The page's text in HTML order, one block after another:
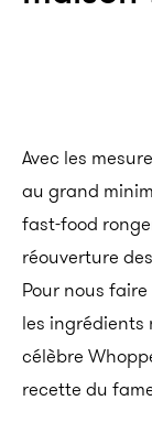
Avec les
au grand
fast-food
réouverture
Pour nous
les ingrédients
célèbre
recette du